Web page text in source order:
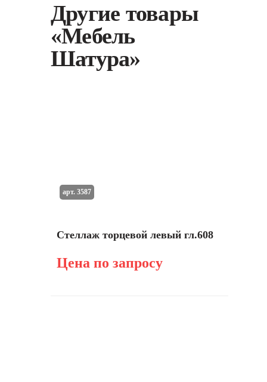
Другие товары
«Мебель
Шатура»
Стеллаж торцевой левый гл.608
Цена по запросу
арт. 3587